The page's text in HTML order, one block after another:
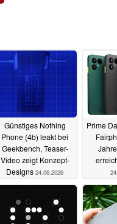
Günstiges Nothing
Phone (4b) leakt bei
Geekbench, Teaser-
Video zeigt Konzept-
Designs 24.06.2026
Prime